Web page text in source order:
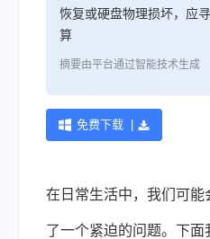
恢复或硬盘物理损坏，应
算
摘要由平台通过智能技术生成
免费下载 |
在日常生活中，我们可能
了一个紧迫的问题。下面